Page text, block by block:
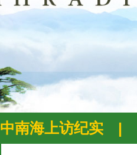
中南海上访纪实 |